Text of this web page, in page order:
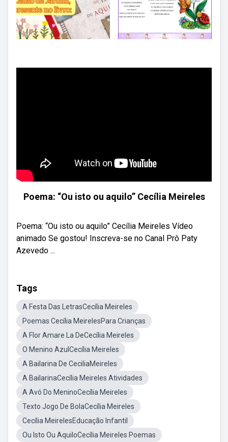
Poema: “Ou isto ou aquilo” Cecília Meireles
Poema: “Ou isto ou aquilo” Cecília Meireles Vídeo
animado Se gostou! Inscreva-se no Canal Prô Paty
Azevedo ...
Tags
A Festa Das LetrasCecília Meireles
Poemas Cecília MeirelesPara Crianças
A Flor Amare La DeCecília Meireles
O Menino AzulCecília Meireles
A Bailarina De CeciliaMeireles
A BailarinaCecília Meireles Atividades
A Avó Do MeninoCecília Meireles
Texto Jogo De BolaCecília Meireles
Cecília MeirelesEducação Infantil
Ou Isto Ou AquiloCecília Meireles Poemas